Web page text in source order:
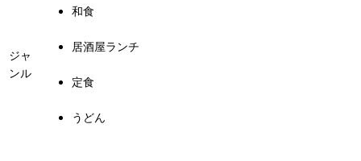
ジャ
ンル
和食
居酒屋ランチ
定食
うどん